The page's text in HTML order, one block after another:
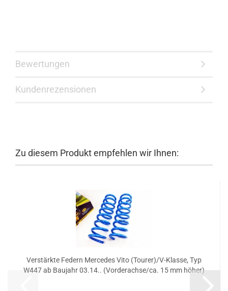
Bewertungen
Kundenrezensionen
Zu diesem Produkt empfehlen wir Ihnen:
Verstärkte Federn Mercedes Vito (Tourer)/V-Klasse, Typ
W447 ab Baujahr 03.14.. (Vorderachse/ca. 15 mm höher)